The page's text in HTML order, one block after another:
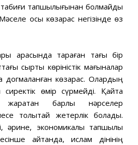
табиғи тапшылығынан болмайды
осы көзқарас негізінде өз
арасында тараған тағы бір
сыртқы көріністік мағыналар
догмаланған көзқарас. Олардың
сиректік өмір сүрмейді. Қайта
барлық нәрселер
толықтай жетерлік болады.
әрине, экономикалық тапшылық
айтқанда, ислам дінінің